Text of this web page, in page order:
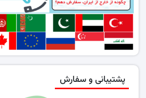
پشتیبانی و سفارش